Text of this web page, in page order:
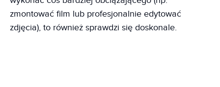
zmontować film lub profesjonalnie edytować
zdjęcia), to również sprawdzi się doskonale.